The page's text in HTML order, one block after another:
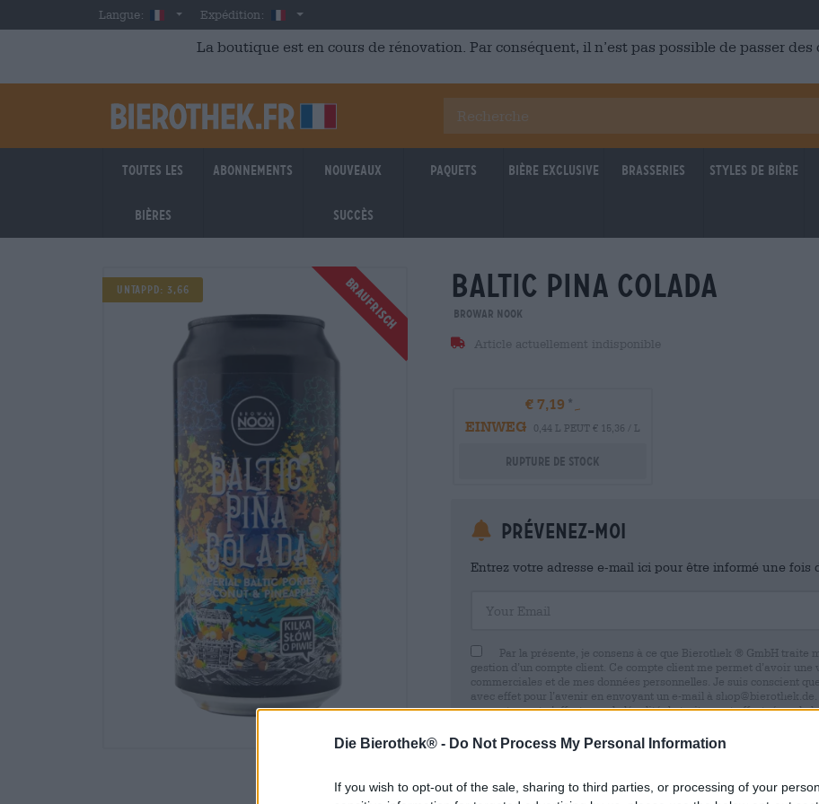
Die Bierothek® - Do Not Process My Personal Information
If you wish to opt-out of the sale, sharing to third parties, or processing of your
Skip to main contentLangue: FrenchExpédition: France
La boutique est en cours de rénovation. Par conséquent, il n’est pas possible de passer des
Toutes les
bières
Abonnements Nouveaux
succès
Paquets Bière Exclusive Brasseries Styles de bière
BRAUFRISCH
Untappd: 3,66 BRAUFRISCH
Untappd: 3,66
baltic pina colada
Browar Nook
Article actuellement indisponible
€ 7,19
EINWEG
0,44 L PEUT € 15,36 / L
Rupture de stock
Prévenez-moi
Entrez votre adresse e-mail ici pour être informé une fois
Par la présente, je consens à ce que Bierothek ® GmbH traite
gestion d’un compte client. Ce compte client me permet d’avoir
commerciales et de mes données personnelles. Je suis conscient
avec effet pour l’avenir en envoyant un e-mail à
consentement n’affecte pas la légalité du traitement effectué sur la